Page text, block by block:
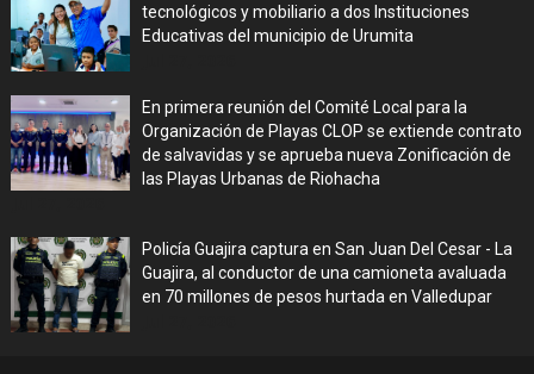
tecnológicos y mobiliario a dos Instituciones
Educativas del municipio de Urumita
En primera reunión del Comité Local para la
Organización de Playas CLOP se extiende contrato
de salvavidas y se aprueba nueva Zonificación de
las Playas Urbanas de Riohacha
Policía Guajira captura en San Juan Del Cesar - La
Guajira, al conductor de una camioneta avaluada
en 70 millones de pesos hurtada en Valledupar